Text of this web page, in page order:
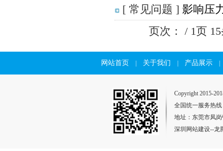
[ 常见问题 ] 影响压
页次： / 1页
网站首页 关于我们 产品展示
Copyright 2015-
全国统一服务热
地址：东莞市凤
深圳网站建设--龙